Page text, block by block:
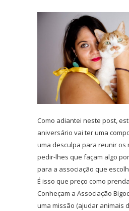
Como adiantei neste post,
aniversário vai ter uma
uma desculpa para reunir os
pedir-lhes que façam algo
para a associação que
É isso que preço como
Conheçam a Associação
uma missão (ajudar animais